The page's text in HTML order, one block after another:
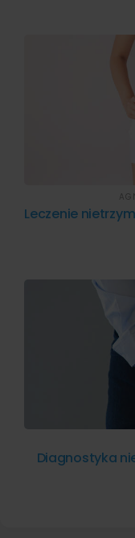
Leczenie
Diagnostyka